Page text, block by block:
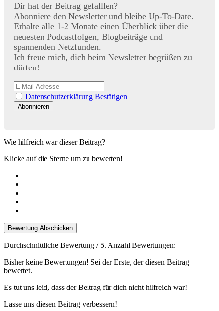
Dir hat der Beitrag gefalllen?
Abonniere den Newsletter und bleibe Up-To-Date.
Erhalte alle 1-2 Monate einen Überblick über die
neuesten Podcastfolgen, Blogbeiträge und
spannenden Netzfunden.
Ich freue mich, dich beim Newsletter begrüßen zu
dürfen!
Datenschutzerklärung Bestätigen
Wie hilfreich war dieser Beitrag?
Klicke auf die Sterne um zu bewerten!
Bewertung Abschicken
Durchschnittliche Bewertung / 5. Anzahl Bewertungen:
Bisher keine Bewertungen! Sei der Erste, der diesen Beitrag
bewertet.
Es tut uns leid, dass der Beitrag für dich nicht hilfreich war!
Lasse uns diesen Beitrag verbessern!